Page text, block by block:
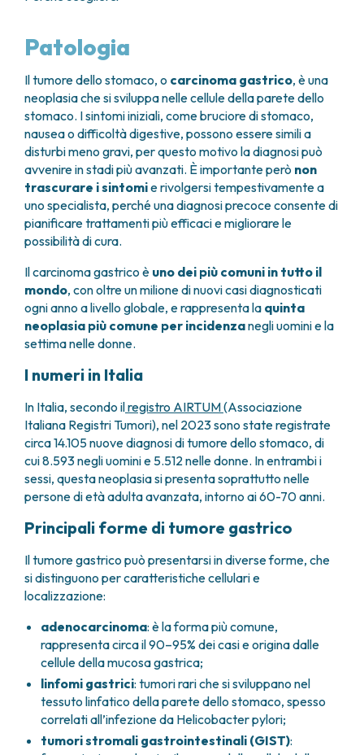
TUMORI TIROIDE E GHIANDOLE ENDOCRINE
APPARATO GENITALE-RIPRODUTTIVO
ENDOMETRIOSI
FIBROMI UTERINI
TUMORE CERVICE UTERINA
TUMORI ENDOMETRIO
TUMORI MAMMELLA
TUMORI OVAIO
TUMORI PROSTATA
TUMORI TESTICOLO
TUMORI VESCICA
TUMORI DI PELLE, SANGUE E TESSUTI
LEUCEMIE ACUTE
LINFOMI
MELANOMI
METASTASI DEL SISTEMA NERVOSO CENTRALE
MIELOMI
NEOPLASIE MIELODISPLASTICHE
NEOPLASIE MIELOPROLIFERATIVE CRONICHE
SARCOMI E TUMORI RARI
TUMORI OSSEI
ANESTESIA E RIANIMAZIONE
BREAST UNIT
CENTRO PER I TUMORI DELL’OVAIO
CHIRURGIA ONCOLOGICA
CHIRURGIA PLASTICA RICOSTRUTTIVA
CHIRURGIA TORACICA ONCOLOGICA
CHIRURGIA DEI TUMORI DELLA PELLE
CHIRURGIA UROLOGICA
CHIRURGIA SENOLOGICA
GASTROENTEROLOGIA ED ENDOSCOPIA
DIGESTIVA
EREDITARI
OTORINOLARINGOIATRIA
DIAGNOSTICA E SERVIZI
DIREZIONE ASSISTENZIALE E TECNICA
FARMACIA
FISICA SANITARIA
LABORATORIO ANALISI
MEDICINA NUCLEARE
RADIODIAGNOSTICA
RADIOTERAPIA
CONSULENZE
CARDIOLOGIA
DIETETICA E NUTRIZIONE CLINICA
GENETICA MEDICA
PNEUMOLOGIA
PSICOLOGIA
TERAPIA DEL DOLORE E CURE PALLIATIVE
ALTRE CONSULENZE
RICERCA CLINICA
RICERCA CLINICA E INNOVAZIONE
UNITÀ CLINICA DI FASE I
CLINICAL RESEARCH UNIT (CRU)
COME RAGGIUNGERCI
ASSISTENTE SOCIALE
CANDIOLO CARES
I VOLONTARI
DOCUMENTI UTILI
LISTE D’ATTESA
LABORATORI
GENOMICS CENTRE
PROGETTI INTERNAZIONALI
PROGETTI NAZIONALI
RICERCA ONCOLOGICA
SOSTIENI LA RICERCA
NEWS
SOSTIENI LA RICERCA PRENOTA
Patologia
Il tumore dello stomaco, o carcinoma gastrico, è una
neoplasia che si sviluppa nelle cellule della parete dello
stomaco. I sintomi iniziali, come bruciore di stomaco,
nausea o difficoltà digestive, possono essere simili a
disturbi meno gravi, per questo motivo la diagnosi può
avvenire in stadi più avanzati. È importante però non
trascurare i sintomie rivolgersi tempestivamente a
uno specialista, perché una diagnosi precoce consente di
pianificare trattamenti più efficaci e migliorare le
possibilità di cura.
Il carcinoma gastrico è uno dei più comuni in tutto il
mondo, con oltre un milione di nuovi casi diagnosticati
ogni anno a livello globale, e rappresenta la quinta
neoplasia più comune per incidenzanegli uomini e la
settima nelle donne.
I numeri in Italia
In Italia, secondo ilregistro AIRTUM(Associazione
Italiana Registri Tumori), nel 2023 sono state registrate
circa 14.105 nuove diagnosi di tumore dello stomaco, di
cui 8.593 negli uomini e 5.512 nelle donne. In entrambi i
sessi, questa neoplasia si presenta soprattutto nelle
persone di età adulta avanzata, intorno ai 60-70 anni.
Principali forme di tumore gastrico
Il tumore gastrico può presentarsi in diverse forme, che
si distinguono per caratteristiche cellulari e
localizzazione:
adenocarcinoma: è la forma più comune,
rappresenta circa il 90–95% dei casi e origina dalle
cellule della mucosa gastrica;
linfomi gastrici: tumori rari che si sviluppano nel
tessuto linfatico della parete dello stomaco, spesso
correlati all’infezione da Helicobacter pylori;
tumori stromali gastrointestinali (GIST):